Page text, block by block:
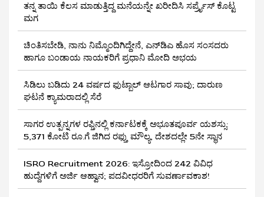
ತನ್ನ ತಾಯಿ ಕೆಲಸ ಮಾಡುತ್ತಿದ್ದ ಮನೆಯನ್ನೇ ಖರೀದಿಸಿ ಸರ್ಪ್ರೈಸ್ ಕೊಟ್ಟ
ಮಗ
ಚಿಂತಿಸಬೇಡಿ, ನಾನು ನಿಮ್ಮೊಂದಿಗಿದ್ದೇನೆ, ಎನ್‌ಡಿಎ ಹೊಸ ಸಂಸದರು
ಹಾಗೂ ಬಂಡಾಯ ನಾಯಕರಿಗೆ ಪ್ರಧಾನಿ ಮೋದಿ ಅಭಯ
ಸಿಡಿಲು ಬಡಿದು 24 ವರ್ಷದ ಫುಟ್ಬಾಲ್ ಆಟಗಾರ ಸಾವು; ದಾರುಣ
ಘಟನೆ ಕ್ಯಾಮರಾದಲ್ಲಿ ಸೆರೆ
ಸಾಗರ ಉತ್ಪನ್ನಗಳ ರಫ್ತಿನಲ್ಲಿ ಕರ್ನಾಟಕಕ್ಕೆ ಅಭೂತಪೂರ್ವ ಯಶಸ್ಸು:
5,371 ಕೋಟಿ ರೂ.ಗೆ ಜಿಗಿದ ರಫ್ತು ಮೌಲ್ಯ, ದೇಶದಲ್ಲೇ 5ನೇ ಸ್ಥಾನ
ISRO Recruitment 2026: ಇಸ್ರೋದಿಂದ 242 ವಿವಿಧ
ಹುದ್ದೆಗಳಿಗೆ ಅರ್ಜಿ ಆಹ್ವಾನ; ಪದವೀಧರರಿಗೆ ಸುವರ್ಣಾವಕಾಶ!